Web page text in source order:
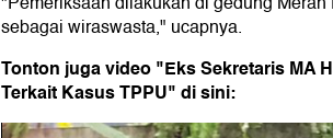
sebagai wiraswasta," ucapnya.
Tonton juga video "Eks Sekretaris MA
Terkait Kasus TPPU" di sini: